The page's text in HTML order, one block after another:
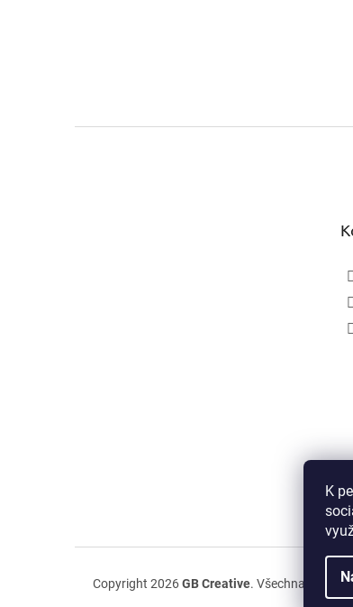
K
Copyright 2026GB Creative. Všechna práva